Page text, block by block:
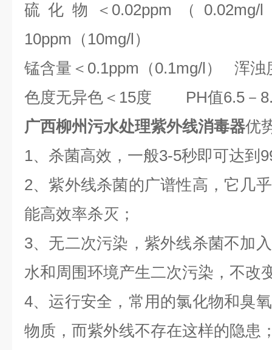
硫化物＜0.02ppm（
10ppm（10mg/l）
锰含量＜0.1ppm（0.1mg/l） 浑浊
色度无异色＜15度 PH值6.5－
广西柳州污水处理紫外线消毒器优
1、杀菌高效，一般3-5秒即可达到
2、紫外线杀菌的广谱性高，它几
能高效率杀灭；
3、无二次污染，紫外线杀菌不加
水和周围环境产生二次污染，不改
4、运行安全，常用的氯化物和臭
物质，而紫外线不存在这样的隐患